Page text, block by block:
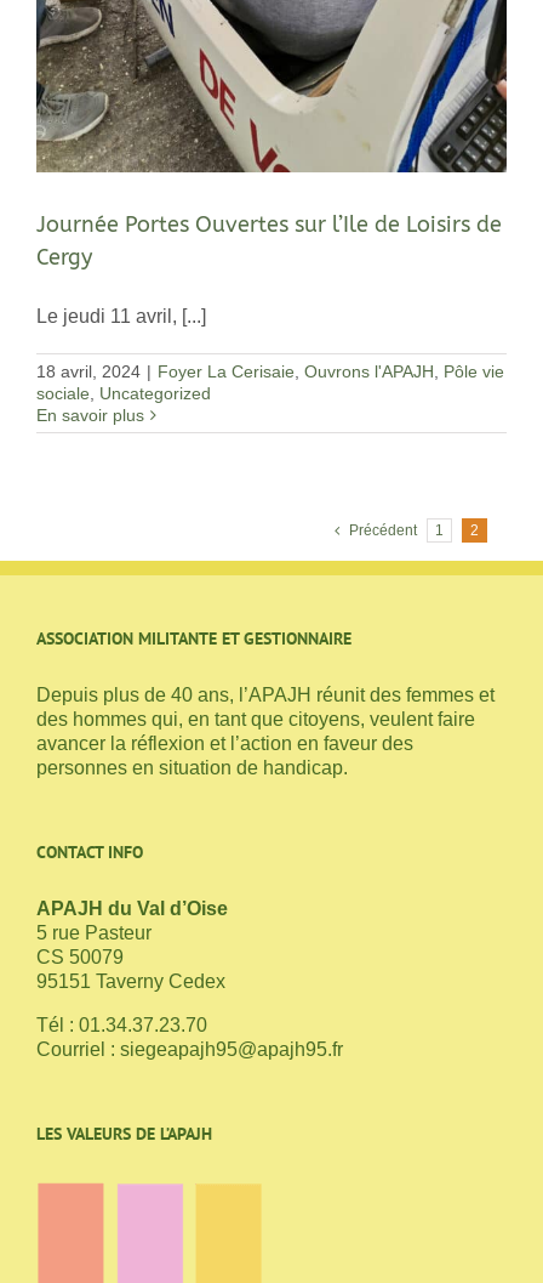
Journée Portes Ouvertes sur l’Ile de Loisirs de
Cergy
Le jeudi 11 avril, [...]
18 avril, 2024 | Foyer La Cerisaie Ouvrons l'APAJH
Pôle vie
sociale
Uncategorized
En savoir plus
Précédent 1 2
ASSOCIATION MILITANTE ET GESTIONNAIRE
Depuis plus de 40 ans, l’APAJH réunit des femmes et
des hommes qui, en tant que citoyens, veulent faire
avancer la réflexion et l’action en faveur des
personnes en situation de handicap.
CONTACT INFO
APAJH du Val d’Oise
5 rue Pasteur
CS 50079
95151 Taverny Cedex
Tél : 01.34.37.23.70
Courriel : siegeapajh95@apajh95.fr
LES VALEURS DE L’APAJH